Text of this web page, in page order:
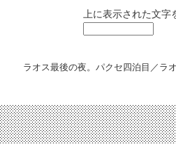
上に表示された文
ラオス最後の夜。パクセ四泊目／ラ